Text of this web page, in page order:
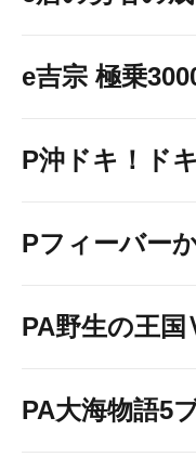
e吉宗 極乗
P沖ドキ！ド
Pフィーバー
PA野生の王
PA大海物語5